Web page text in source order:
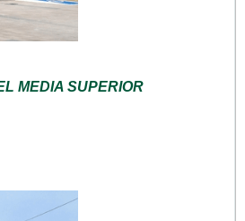
MEDIA SUPERIOR